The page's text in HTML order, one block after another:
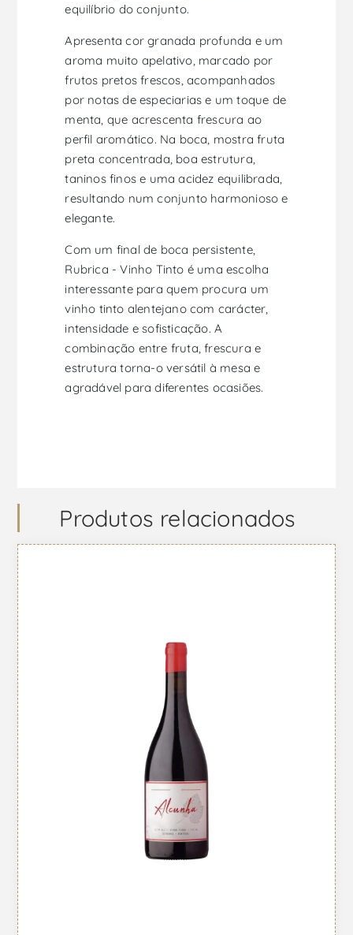
equilíbrio do conjunto.
Apresenta cor granada profunda e um
aroma muito apelativo, marcado por
frutos pretos frescos, acompanhados
por notas de especiarias e um toque de
menta, que acrescenta frescura ao
perfil aromático. Na boca, mostra fruta
preta concentrada, boa estrutura,
taninos finos e uma acidez equilibrada,
resultando num conjunto harmonioso e
elegante.
Com um final de boca persistente,
Rubrica - Vinho Tinto é uma escolha
interessante para quem procura um
vinho tinto alentejano com carácter,
intensidade e sofisticação. A
combinação entre fruta, frescura e
estrutura torna-o versátil à mesa e
agradável para diferentes ocasiões.
Produtos relacionados